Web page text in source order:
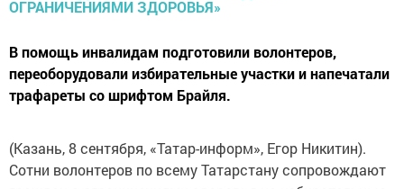
В помощь инвалидам подготовили волонтеров,
переоборудовали избирательные участки и напечатали
трафареты со шрифтом Брайля.
(Казань, 8 сентября, «Татар-информ», Егор Никитин).
Сотни волонтеров по всему Татарстану сопровождают